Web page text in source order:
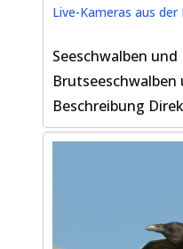
Live-Kameras aus
Seeschwalben
Brutseeschwalben
Beschreibung